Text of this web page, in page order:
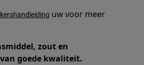
uw voor meer
zout en
goede kwaliteit.